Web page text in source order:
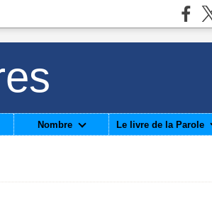
Nombre Le livre de la Parole